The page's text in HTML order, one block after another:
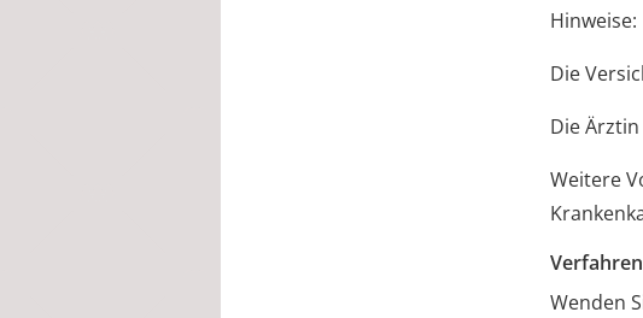
Hinweise:
Die
Die
Weitere
Wenden